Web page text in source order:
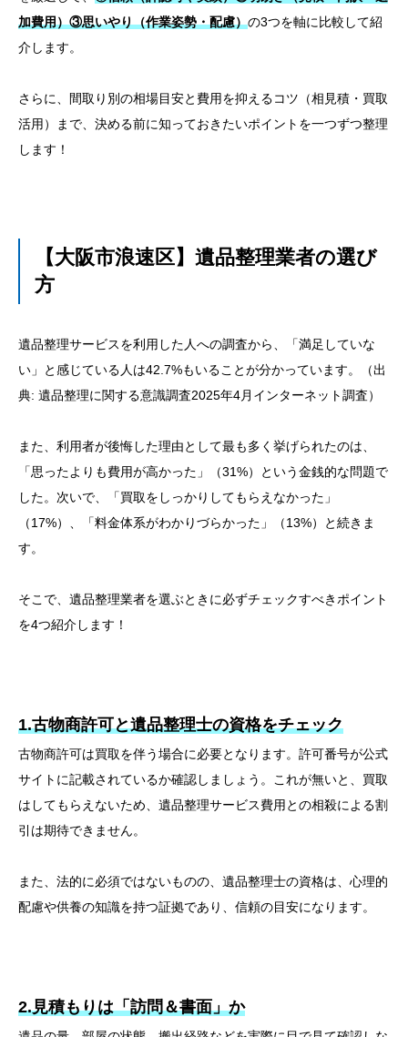
加費用）③思いやり（作業姿勢・配慮）の3つを軸に比較して紹
介します。
さらに、間取り別の相場目安と費用を抑えるコツ（相見積・買取
活用）まで、決める前に知っておきたいポイントを一つずつ整理
します！
【大阪市浪速区】遺品整理業者の選び
方
遺品整理サービスを利用した人への調査から、「満足していな
い」と感じている人は42.7%もいることが分かっています。（出
典: 遺品整理に関する意識調査2025年4月インターネット調査）
また、利用者が後悔した理由として最も多く挙げられたのは、
「思ったよりも費用が高かった」（31%）という金銭的な問題で
した。次いで、「買取をしっかりしてもらえなかった」
（17%）、「料金体系がわかりづらかった」（13%）と続きま
す。
そこで、遺品整理業者を選ぶときに必ずチェックすべきポイント
を4つ紹介します！
1.古物商許可と遺品整理士の資格をチェック
古物商許可は買取を伴う場合に必要となります。許可番号が公式
サイトに記載されているか確認しましょう。これが無いと、買取
はしてもらえないため、遺品整理サービス費用との相殺による割
引は期待できません。
また、法的に必須ではないものの、遺品整理士の資格は、心理的
配慮や供養の知識を持つ証拠であり、信頼の目安になります。
2.見積もりは「訪問＆書面」か